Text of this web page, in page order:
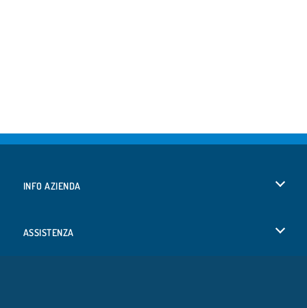
INFO AZIENDA
ASSISTENZA